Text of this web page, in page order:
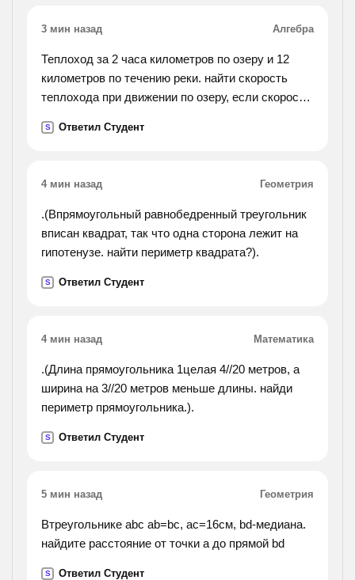
3 мин назад Алгебра
Теплоход за 2 часа километров по озеру и 12
километров по течению реки. найти скорость
теплохода при движении по озеру, если скорость
S Ответил Студент
4 мин назад Геометрия
.(Впрямоугольный равнобедренный треугольник
вписан квадрат, так что одна сторона лежит на
гипотенузе. найти периметр квадрата?).
S Ответил Студент
4 мин назад Математика
.(Длина прямоугольника 1целая 4//20 метров, а
ширина на 3//20 метров меньше длины. найди
периметр прямоугольника.).
S Ответил Студент
5 мин назад Геометрия
Втреугольнике abc ab=bc, ac=16cм, bd-медиана.
найдите расстояние от точки а до прямой bd
S Ответил Студент